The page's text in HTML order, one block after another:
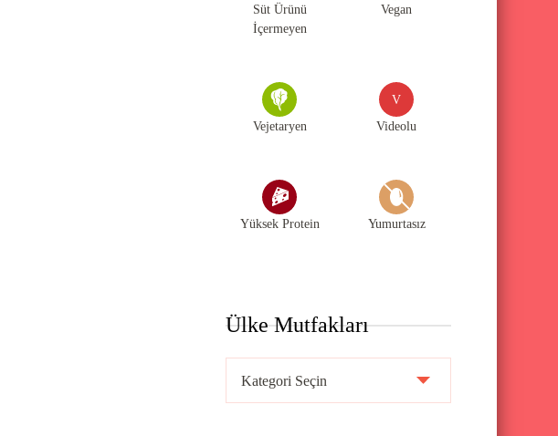
Süt Ürünü
İçermeyen
Vegan
Vejetaryen
V
Videolu
Yüksek Protein Yumurtasız
Ülke Mutfakları
l